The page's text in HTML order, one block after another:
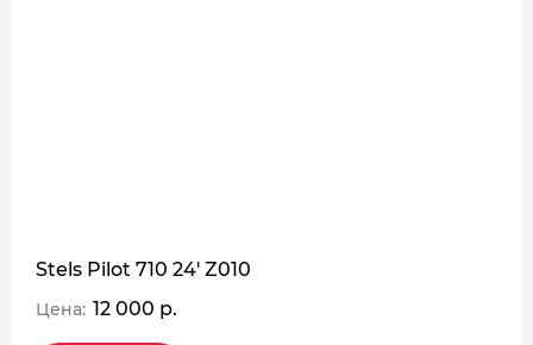
Stels Pilot 710 24' Z010
Цена: 12 000 р.